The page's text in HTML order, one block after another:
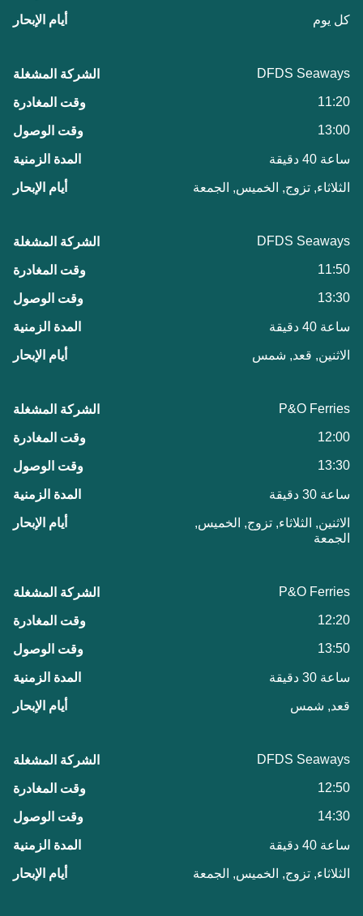
كل يوم
DFDS Seaways
11:20
13:00
ساعة 40 دقيقة
الثلاثاء, تزوج, الخميس, الجمعة
DFDS Seaways
11:50
13:30
ساعة 40 دقيقة
الاثنين, قعد, شمس
P&O Ferries
12:00
13:30
ساعة 30 دقيقة
الاثنين, الثلاثاء, تزوج, الخميس,
الجمعة
P&O Ferries
12:20
13:50
ساعة 30 دقيقة
قعد, شمس
DFDS Seaways
12:50
14:30
ساعة 40 دقيقة
الثلاثاء, تزوج, الخميس, الجمعة